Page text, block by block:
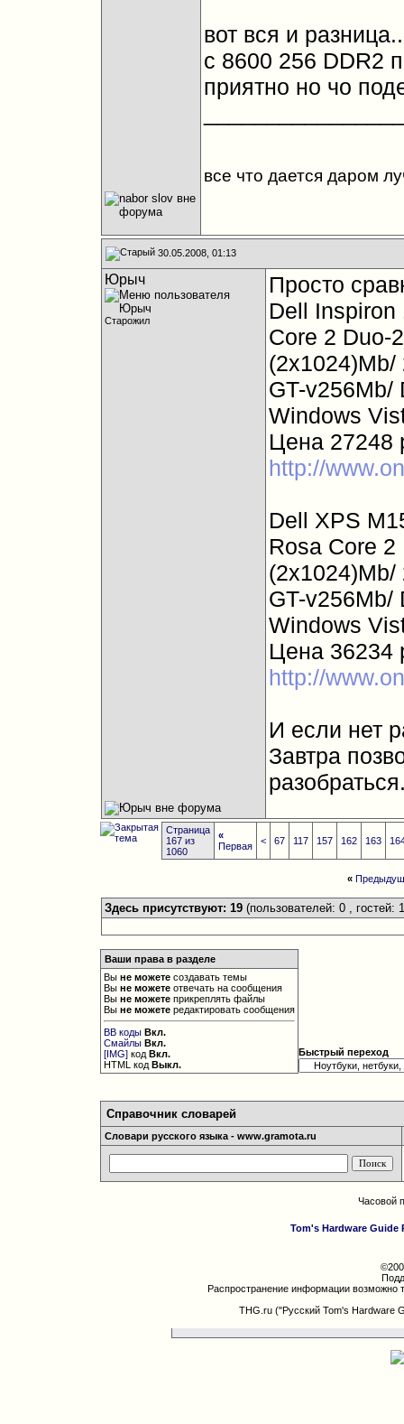
вот вся и
с 8600 256 DDR2
приятно но чо
все что дается даром
30.05.2008, 01:13
Юрыч
Старожил
Просто
Dell Inspiron
Core 2 Duo-
GT-v256Mb/
Windows
Цена 27248
http://
Dell XPS
Rosa Core
GT-v256Mb/
Windows
Цена 36234
http://
И если нет
Завтра
Страница
167 из
1060
«
Первая
< 67 117 157 162 163
«
Здесь присутствуют: 19 (пользователей: 0 , гостей:
Ваши права в разделе
Выне можете создавать темы
Выне можете отвечать на сообщения
Выне можете прикреплять файлы
Выне можете редактировать сообщения
BB коды Вкл.
Смайлы Вкл.
[IMG] кодВкл.
HTML кодВыкл.
Быстрый переход
Справочник словарей
Словари русского языка - www.gramota.ru
Часовой
Tom's Hardware Guide
Распространение информации возможно
THG.ru ("Русский Tom's Hardware